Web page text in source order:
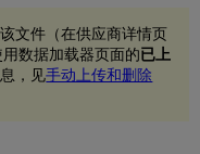
文件（在供应商详情页
数据加载器页面的已上
，见手动上传和删除